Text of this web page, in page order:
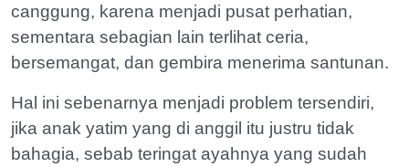
canggung, karena menjadi pusat perhatian,
sementara sebagian lain terlihat ceria,
bersemangat, dan gembira menerima santunan.
Hal ini sebenarnya menjadi problem tersendiri,
jika anak yatim yang di anggil itu justru tidak
bahagia, sebab teringat ayahnya yang sudah